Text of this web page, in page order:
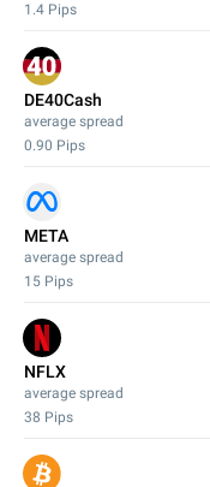
1.4 Pips
DE40Cash
average spread
0.90 Pips
META
average spread
15 Pips
NFLX
average spread
38 Pips